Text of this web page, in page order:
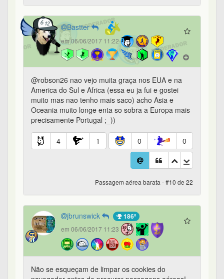
Bastter
em 06/06/2017 11:22
@robson26 nao vejo muita graça nos EUA e na
America do Sul e Africa (essa eu ja fui e gostei
muito mas nao tenho mais saco) acho Asia e
Oceania muito longe enta so sobra a Europa mais
precisamente Portugal ;_))
4 1 0 0
Passagem aérea barata - #10 de 22
jbrunswick 186º
em 06/06/2017 11:23
Não se esqueçam de limpar os cookies do